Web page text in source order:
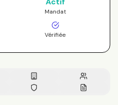
Mandat
Vérifiée